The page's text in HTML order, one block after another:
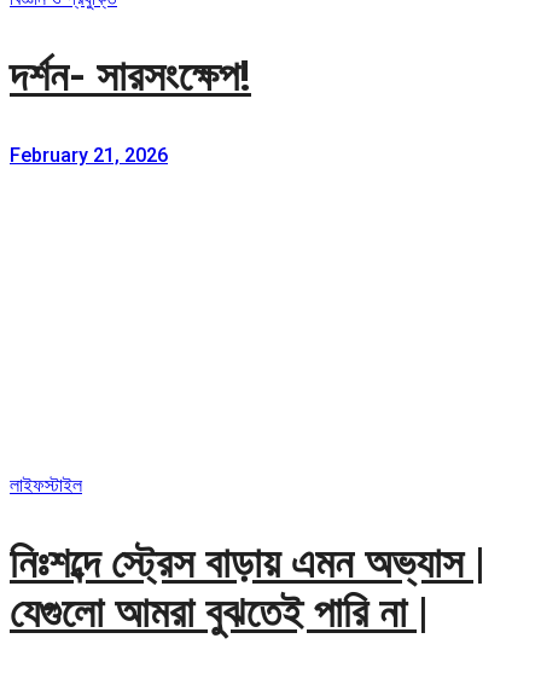
দর্শন- সারসংক্ষেপ!
February 21, 2026
লাইফস্টাইল
নিঃশব্দে স্ট্রেস বাড়ায় এমন অভ্যাস |
যেগুলো আমরা বুঝতেই পারি না |